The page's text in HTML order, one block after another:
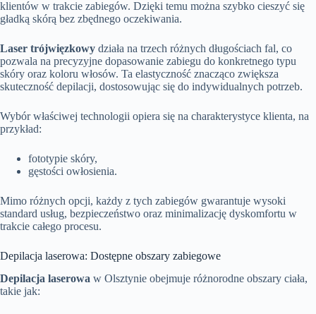
klientów w trakcie zabiegów. Dzięki temu można szybko cieszyć się
gładką skórą bez zbędnego oczekiwania.
Laser trójwięzkowy działa na trzech różnych długościach fal, co
pozwala na precyzyjne dopasowanie zabiegu do konkretnego typu
skóry oraz koloru włosów. Ta elastyczność znacząco zwiększa
skuteczność depilacji, dostosowując się do indywidualnych potrzeb.
Wybór właściwej technologii opiera się na charakterystyce klienta, na
przykład:
fototypie skóry,
gęstości owłosienia.
Mimo różnych opcji, każdy z tych zabiegów gwarantuje wysoki
standard usług, bezpieczeństwo oraz minimalizację dyskomfortu w
trakcie całego procesu.
Depilacja laserowa: Dostępne obszary zabiegowe
Depilacja laserowa w Olsztynie obejmuje różnorodne obszary ciała,
takie jak: